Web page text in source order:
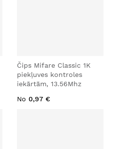
Čips Mifare Classic 1K
piekļuves kontroles
iekārtām, 13.56Mhz
No 0,97 €